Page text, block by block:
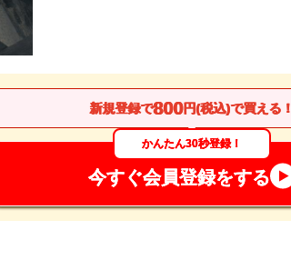
新規登録で800円(税込)で買える！
かんたん30秒登録！
今すぐ会員登録をする